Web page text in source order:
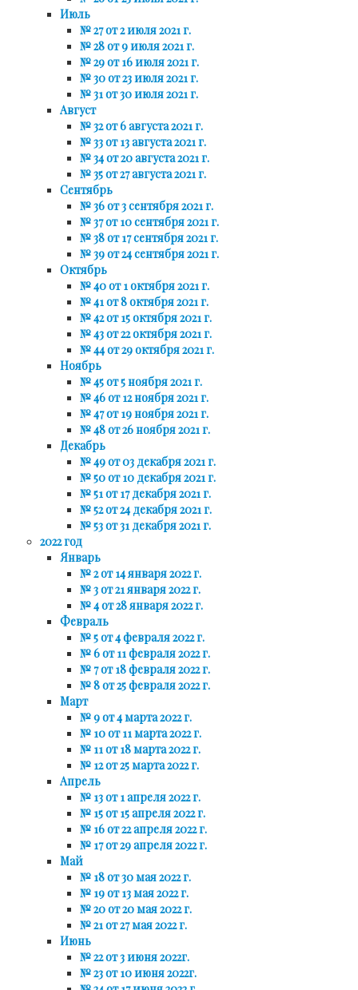
Июль
№ 27 от 2 июля 2021 г.
№ 28 от 9 июля 2021 г.
№ 29 от 16 июля 2021 г.
№ 30 от 23 июля 2021 г.
№ 31 от 30 июля 2021 г.
Август
№ 32 от 6 августа 2021 г.
№ 33 от 13 августа 2021 г.
№ 34 от 20 августа 2021 г.
№ 35 от 27 августа 2021 г.
Сентябрь
№ 36 от 3 сентября 2021 г.
№ 37 от 10 сентября 2021 г.
№ 38 от 17 сентября 2021 г.
№ 39 от 24 сентября 2021 г.
Октябрь
№ 40 от 1 октября 2021 г.
№ 41 от 8 октября 2021 г.
№ 42 от 15 октября 2021 г.
№ 43 от 22 октября 2021 г.
№ 44 от 29 октября 2021 г.
Ноябрь
№ 45 от 5 ноября 2021 г.
№ 46 от 12 ноября 2021 г.
№ 47 от 19 ноября 2021 г.
№ 48 от 26 ноября 2021 г.
Декабрь
№ 49 от 03 декабря 2021 г.
№ 50 от 10 декабря 2021 г.
№ 51 от 17 декабря 2021 г.
№ 52 от 24 декабря 2021 г.
№ 53 от 31 декабря 2021 г.
2022 год
Январь
№ 2 от 14 января 2022 г.
№ 3 от 21 января 2022 г.
№ 4 от 28 января 2022 г.
Февраль
№ 5 от 4 февраля 2022 г.
№ 6 от 11 февраля 2022 г.
№ 7 от 18 февраля 2022 г.
№ 8 от 25 февраля 2022 г.
Март
№ 9 от 4 марта 2022 г.
№ 10 от 11 марта 2022 г.
№ 11 от 18 марта 2022 г.
№ 12 от 25 марта 2022 г.
Апрель
№ 13 от 1 апреля 2022 г.
№ 15 от 15 апреля 2022 г.
№ 16 от 22 апреля 2022 г.
№ 17 от 29 апреля 2022 г.
Май
№ 18 от 30 мая 2022 г.
№ 19 от 13 мая 2022 г.
№ 20 от 20 мая 2022 г.
№ 21 от 27 мая 2022 г.
Июнь
№ 22 от 3 июня 2022г.
№ 23 от 10 июня 2022г.